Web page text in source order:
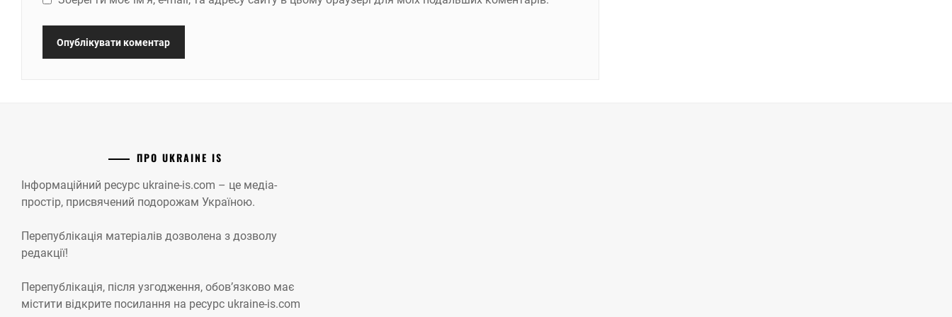
ПРО UKRAINE IS
Інформаційний ресурс ukraine-is.com – це медіа-
простір, присвячений подорожам Україною.
Перепублікація матеріалів дозволена з дозволу
редакції!
Перепублікація, після узгодження, обов’язково має
містити відкрите посилання на ресурс ukraine-is.com